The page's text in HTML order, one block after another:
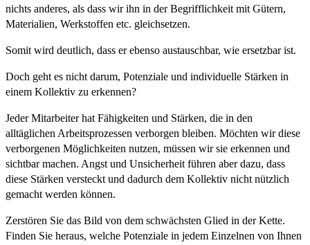
nichts anderes, als dass wir ihn in der Begrifflichkeit mit Gütern,
Materialien, Werkstoffen etc. gleichsetzen.
Somit wird deutlich, dass er ebenso austauschbar, wie ersetzbar ist.
Doch geht es nicht darum, Potenziale und individuelle Stärken in
einem Kollektiv zu erkennen?
Jeder Mitarbeiter hat Fähigkeiten und Stärken, die in den
alltäglichen Arbeitsprozessen verborgen bleiben. Möchten wir diese
verborgenen Möglichkeiten nutzen, müssen wir sie erkennen und
sichtbar machen. Angst und Unsicherheit führen aber dazu, dass
diese Stärken versteckt und dadurch dem Kollektiv nicht nützlich
gemacht werden können.
Zerstören Sie das Bild von dem schwächsten Glied in der Kette.
Finden Sie heraus, welche Potenziale in jedem Einzelnen von Ihnen